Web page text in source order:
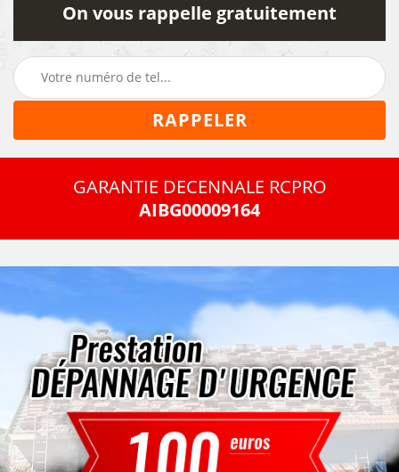
On vous rappelle gratuitement
GARANTIE DECENNALE RCPRO
AIBG00009164